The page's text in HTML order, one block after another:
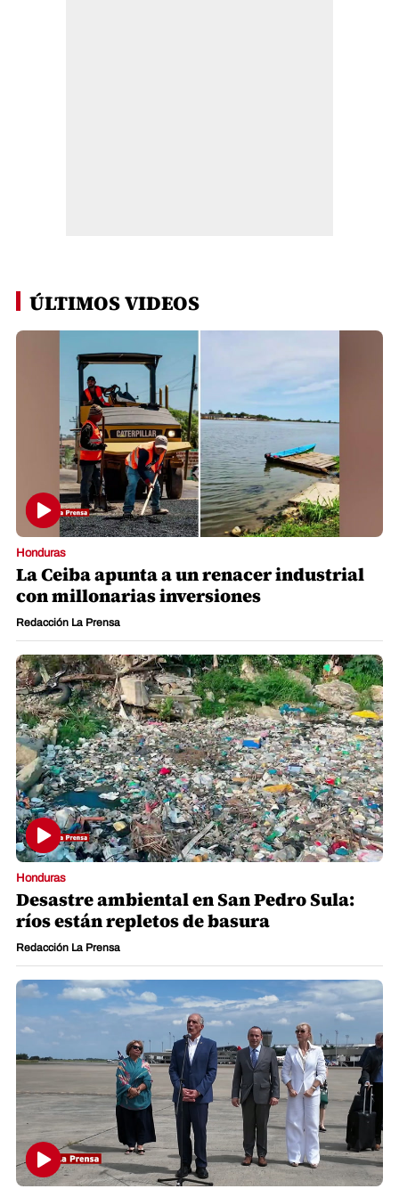
ÚLTIMOS VIDEOS
Honduras
La Ceiba apunta a un renacer industrial
con millonarias inversiones
Redacción La Prensa
Honduras
Desastre ambiental en San Pedro Sula:
ríos están repletos de basura
Redacción La Prensa